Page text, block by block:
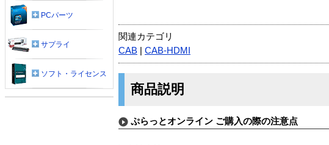
関連カテゴリ
CAB
CAB-HDMI
商品説明
ぷらっとオンライン ご購入の際の注意点
PCパーツ
サプライ
ソフト・ライセンス